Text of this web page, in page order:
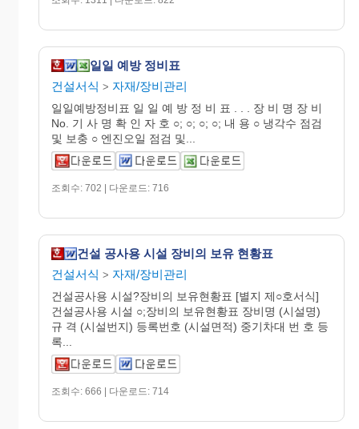
일일 예방 정비표
건설서식 > 자재/장비관리
일일예방정비표 일 일 예 방 정 비 표 . . . 장 비 명 장 비
No. 기 사 명 확 인 자 호 ○; ○; ○; ○; 내 용 ○ 냉각수 점검
및 보충 ○ 엔진오일 점검 및...
조회수: 702 | 다운로드: 716
건설 공사용 시설 장비의 보유 현황표
건설서식 > 자재/장비관리
건설공사용 시설?장비의 보유현황표 [별지 제○호서식]
건설공사용 시설 ○;장비의 보유현황표 장비명 (시설명)
규 격 (시설번지) 등록번호 (시설면적) 중기차대 번 호 등
록...
조회수: 666 | 다운로드: 714